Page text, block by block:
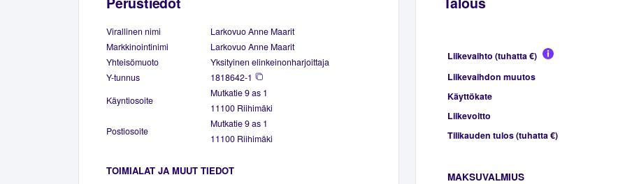
Virallinen nimi
Larkovuo Anne Maarit
Markkinointinimi
Larkovuo Anne Maarit
Yhteisömuoto
Yksityinen elinkeinonharjoittaja
Y-tunnus
1818642-1
Käyntiosoite
Mutkatie 9 as 1
11100 Riihimäki
Postiosoite
Mutkatie 9 as 1
11100 Riihimäki
TOIMIALAT JA MUUT TIEDOT
Liikevaihto (tuhatta €)
Liikevaihdon muutos
Käyttökate
Liikevoitto
Tilikauden tulos (tuhatta €)
MAKSUVALMIUS